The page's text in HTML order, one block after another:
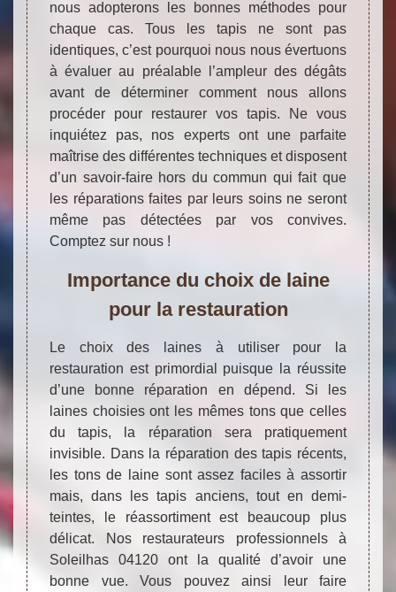
nous adopterons les bonnes méthodes pour
chaque cas. Tous les tapis ne sont pas
identiques, c’est pourquoi nous nous évertuons
à évaluer au préalable l’ampleur des dégâts
avant de déterminer comment nous allons
procéder pour restaurer vos tapis. Ne vous
inquiétez pas, nos experts ont une parfaite
maîtrise des différentes techniques et disposent
d’un savoir-faire hors du commun qui fait que
les réparations faites par leurs soins ne seront
même pas détectées par vos convives.
Comptez sur nous !
Importance du choix de laine
pour la restauration
Le choix des laines à utiliser pour la
restauration est primordial puisque la réussite
d’une bonne réparation en dépend. Si les
laines choisies ont les mêmes tons que celles
du tapis, la réparation sera pratiquement
invisible. Dans la réparation des tapis récents,
les tons de laine sont assez faciles à assortir
mais, dans les tapis anciens, tout en demi-
teintes, le réassortiment est beaucoup plus
délicat. Nos restaurateurs professionnels à
Soleilhas 04120 ont la qualité d’avoir une
bonne vue. Vous pouvez ainsi leur faire